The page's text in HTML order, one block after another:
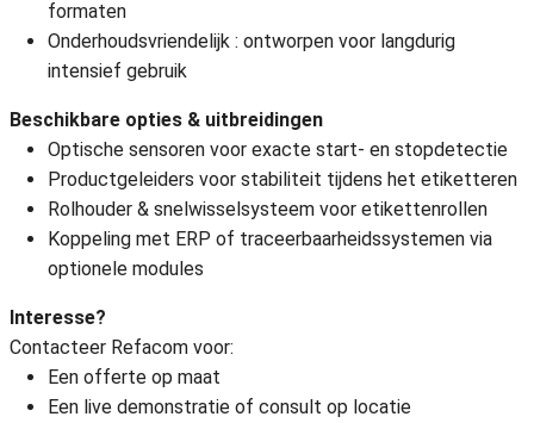
formaten
Onderhoudsvriendelijk : ontworpen voor langdurig
intensief gebruik
Beschikbare opties & uitbreidingen
Optische sensoren voor exacte start- en stopdetectie
Productgeleiders voor stabiliteit tijdens het etiketteren
Rolhouder & snelwisselsysteem voor etikettenrollen
Koppeling met ERP of traceerbaarheidssystemen via
optionele modules
Interesse?
Contacteer Refacom voor:
Een offerte op maat
Een live demonstratie of consult op locatie